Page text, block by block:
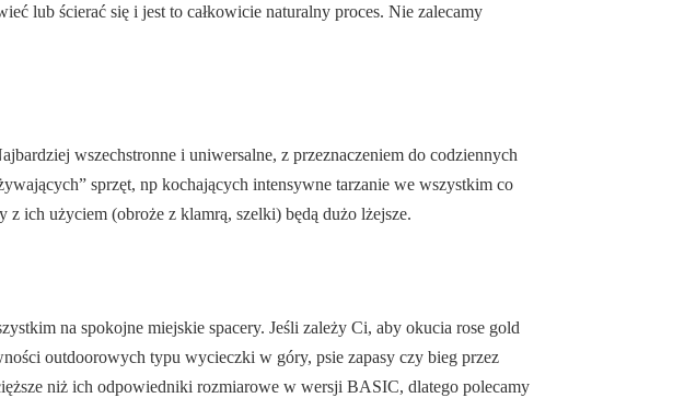
lub ścierać się i jest to całkowicie naturalny proces. Nie zalecamy
wszechstronne i uniwersalne, z przeznaczeniem do codziennych
sprzęt, np kochających intensywne tarzanie we wszystkim co
ich użyciem (obroże z klamrą, szelki) będą dużo lżejsze.
na spokojne miejskie spacery. Jeśli zależy Ci, aby okucia rose gold
outdoorowych typu wycieczki w góry, psie zapasy czy bieg przez
niż ich odpowiedniki rozmiarowe w wersji BASIC, dlatego polecamy